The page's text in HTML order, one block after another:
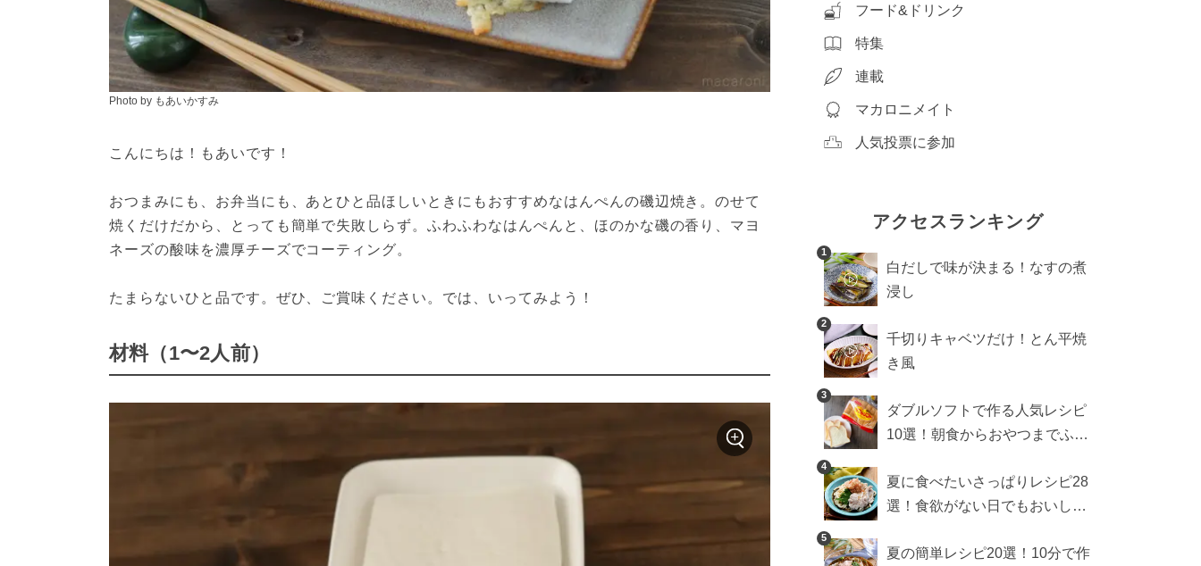
Photo by もあいかすみ
こんにちは！もあいです！
おつまみにも、お弁当にも、あとひと品ほしいときにもおすすめなはんぺんの磯辺焼き。のせて
焼くだけだから、とっても簡単で失敗しらず。ふわふわなはんぺんと、ほのかな磯の香り、マヨ
ネーズの酸味を濃厚チーズでコーティング。
たまらないひと品です。ぜひ、ご賞味ください。では、いってみよう！
材料（1〜2人前）
フード&ドリンク
特集
連載
マカロニメイト
人気投票に参加
アクセスランキング
1
白だしで味が決まる！なすの煮
浸し
2
千切りキャベツだけ！とん平焼
き風
3
ダブルソフトで作る人気レシピ
10選！朝食からおやつまでふん
4
夏に食べたいさっぱりレシピ28
選！食欲がない日でもおいしい
5
夏の簡単レシピ20選！10分で作